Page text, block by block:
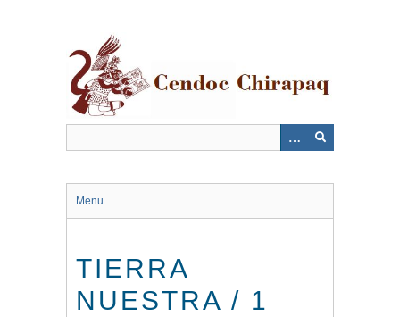
Menu
TIERRA
NUESTRA / 1